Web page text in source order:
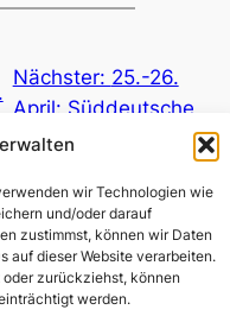
wir Technologien wie
und/oder darauf
zustimmst, können wir Daten
auf dieser Website verarbeiten.
zurückziehst, können
werden.
Nächster: 25.-26.
April: Süddeutsche